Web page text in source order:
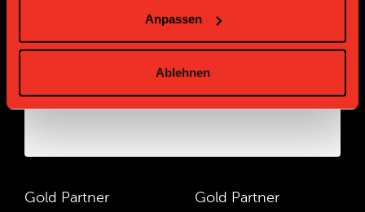
Anpassen
Ablehnen
Gold Partner Gold Partner